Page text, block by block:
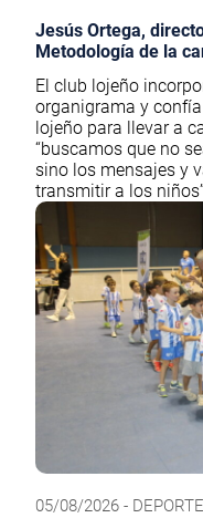
Jesús Ortega,
Metodología de la
El club lojeño
organigrama y
lojeño para llevar a
“buscamos que no
sino los mensajes y
transmitir a los niños”
05/08/2026 -